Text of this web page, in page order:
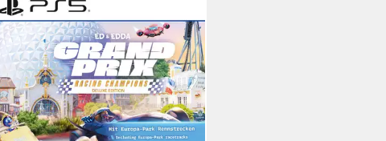
THQ NORDIC
Ed & Edda: Grand Prix - Deluxe
Edition
PlayStation 5 Plattform
ab 0 Jahren USK-Freigabe
THQ Nordic
Publisher
44,99 €
lieferbar - in 3-4 Werktagen bei dir